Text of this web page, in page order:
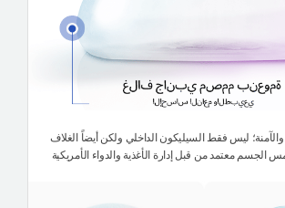
ليس فقط السيليكون الداخلي ولكن أيضاً الغلاف
الجسم معتمد من قبل إدارة الأغذية والدواء الأمريكية